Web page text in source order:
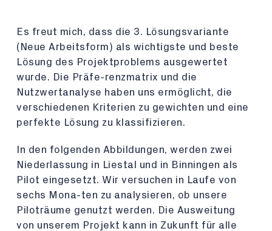
Es freut mich, dass die 3. Lösungsvariante
(Neue Arbeitsform) als wichtigste und beste
Lösung des Projektproblems ausgewertet
wurde. Die Präfe-renzmatrix und die
Nutzwertanalyse haben uns ermöglicht, die
verschiedenen Kriterien zu gewichten und eine
perfekte Lösung zu klassifizieren.
In den folgenden Abbildungen, werden zwei
Niederlassung in Liestal und in Binningen als
Pilot eingesetzt. Wir versuchen in Laufe von
sechs Mona-ten zu analysieren, ob unsere
Piloträume genutzt werden. Die Ausweitung
von unserem Projekt kann in Zukunft für alle